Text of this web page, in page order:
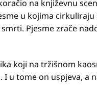
na književnu
u kojima
Pjesme zrače
koji na tržišnom
u tome on uspjeva, a